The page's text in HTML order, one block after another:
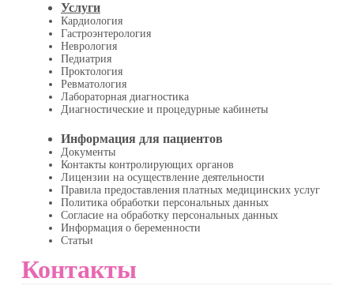
Услуги
Кардиология
Гастроэнтерология
Неврология
Педиатрия
Проктология
Ревматология
Лабораторная диагностика
Диагностические и процедурные кабинеты
Информация для пациентов
Документы
Контакты контролирующих органов
Лицензии на осуществление деятельности
Правила предоставления платных медицинских услуг
Политика обработки персональных данных
Согласие на обработку персональных данных
Информация о беременности
Статьи
Контакты